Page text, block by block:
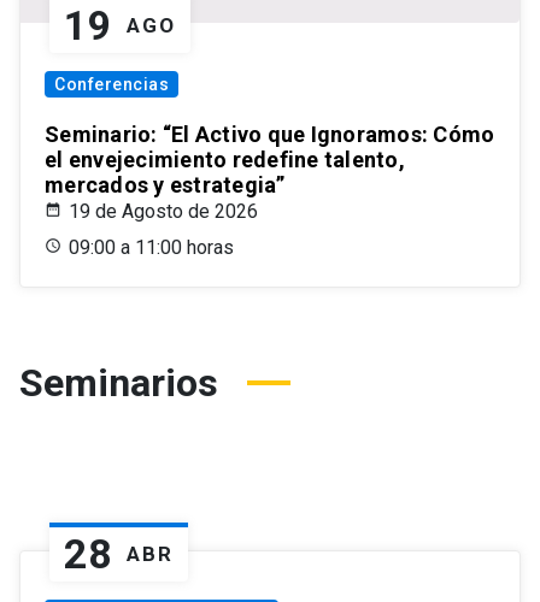
19 AGO
Conferencias
Seminario: “El Activo que Ignoramos: Cómo
el envejecimiento redefine talento,
mercados y estrategia”
19 de Agosto de 2026
09:00 a 11:00 horas
Seminarios
28 ABR